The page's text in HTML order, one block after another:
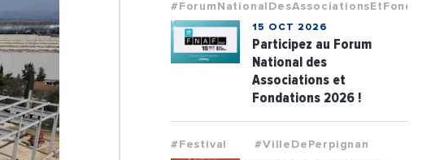
15 OCT 2026
Participez au Forum
National des
Associations et
Fondations 2026 !
#Festival #VilleDePerpignan